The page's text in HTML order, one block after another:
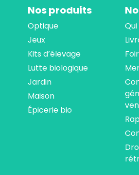
Nos produits
Optique
Jeux
Kits d’élevage
Lutte biologique
Jardin
Maison
Épicerie bio